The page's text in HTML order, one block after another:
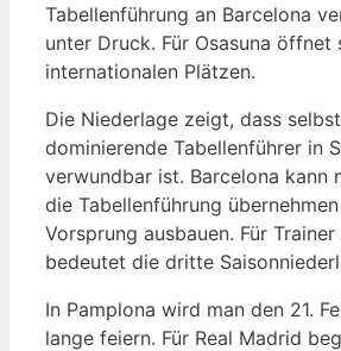
Tabellenführung an Barcelona
unter Druck. Für Osasuna öffnet
internationalen Plätzen.
Die Niederlage zeigt, dass
dominierende Tabellenführer in
verwundbar ist. Barcelona kann
die Tabellenführung
Vorsprung ausbauen. Für
bedeutet die dritte
In Pamplona wird man den 21.
lange feiern. Für Real Madrid